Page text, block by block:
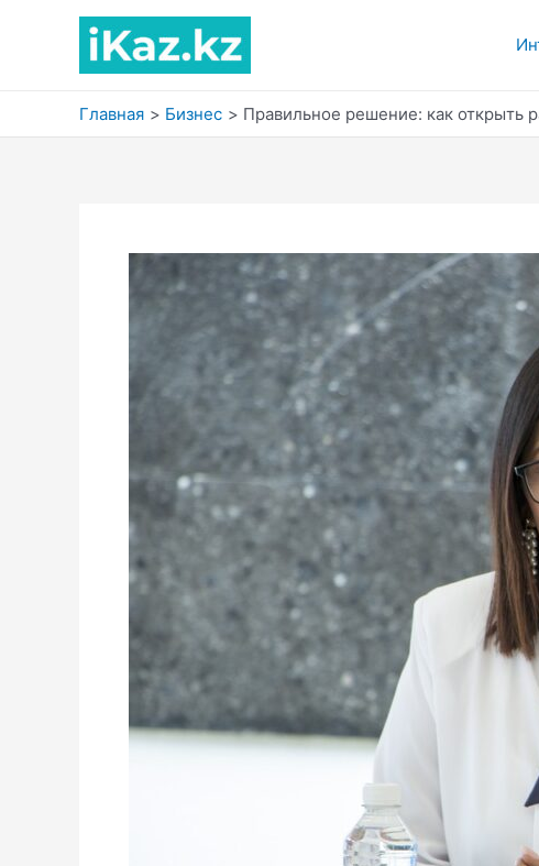
содержимому
Главная Бизнес Правильное решение: как открыть